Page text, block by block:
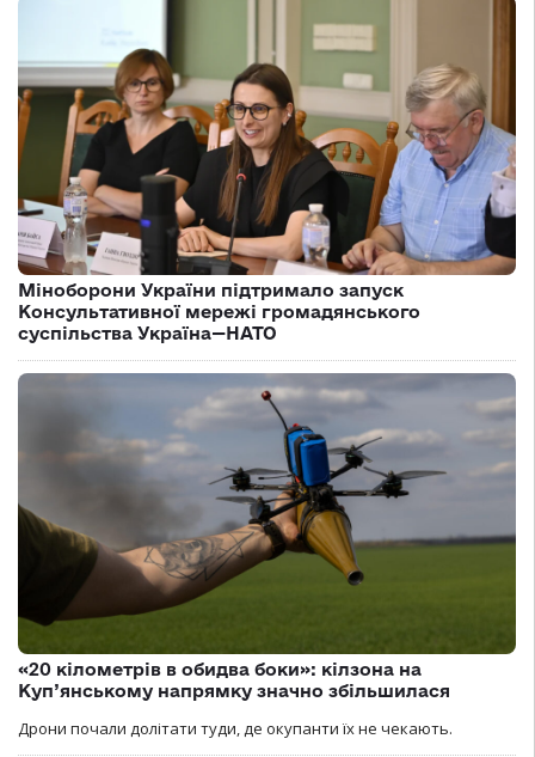
Міноборони України підтримало запуск
Консультативної мережі громадянського
суспільства Україна—НАТО
«20 кілометрів в обидва боки»: кілзона на
Куп’янському напрямку значно збільшилася
Дрони почали долітати туди, де окупанти їх не чекають.